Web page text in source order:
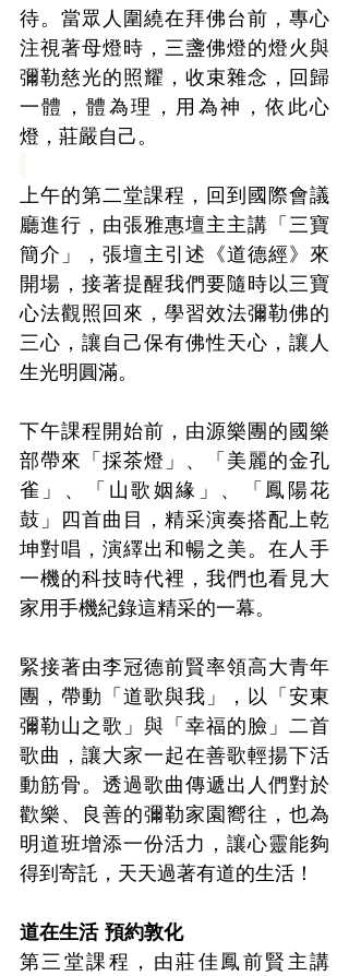
待。當眾人圍繞在拜佛台前，專心
注視著母燈時，三盞佛燈的燈火與
彌勒慈光的照耀，收束雜念，回歸
一體，體為理，用為神，依此心
燈，莊嚴自己。
上午的第二堂課程，回到國際會議
廳進行，由張雅惠壇主主講「三寶
簡介」，張壇主引述《道德經》來
開場，接著提醒我們要隨時以三寶
心法觀照回來，學習效法彌勒佛的
三心，讓自己保有佛性天心，讓人
生光明圓滿。
下午課程開始前，由源樂團的國樂
部帶來「採茶燈」、「美麗的金孔
雀」、「山歌姻緣」、「鳳陽花
鼓」四首曲目，精采演奏搭配上乾
坤對唱，演繹出和暢之美。在人手
一機的科技時代裡，我們也看見大
家用手機紀錄這精采的一幕。
緊接著由李冠德前賢率領高大青年
團，帶動「道歌與我」，以「安東
彌勒山之歌」與「幸福的臉」二首
歌曲，讓大家一起在善歌輕揚下活
動筋骨。透過歌曲傳遞出人們對於
歡樂、良善的彌勒家園嚮往，也為
明道班增添一份活力，讓心靈能夠
得到寄託，天天過著有道的生活！
道在生活 預約敦化
第三堂課程，由莊佳鳳前賢主講